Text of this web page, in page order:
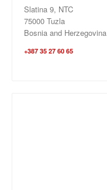
Slatina 9, NTC
75000 Tuzla
Bosnia and Herzegovina
+387 35 27 60 65